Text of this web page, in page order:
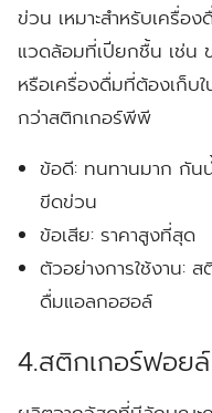
ข่วน เหมาะสำหรับเครื่อ
แวดล้อมที่เปียกชื้น เช่น
หรือเครื่องดื่มที่ต้องเก็บ
กว่าสติกเกอร์พีพี
ข้อดี: ทนทานมาก กัน
ขีดข่วน
ข้อเสีย: ราคาสูงที่สุด
ตัวอย่างการใช้งาน: ส
ดื่มแอลกอฮอล์
4.สติกเกอร์ฟอย